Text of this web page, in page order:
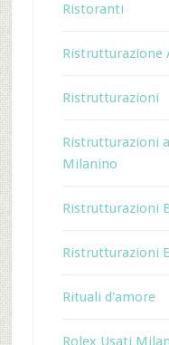
Ristoranti
Ristrutturazione
Ristrutturazioni
Ristrutturazioni
Milanino
Ristrutturazioni
Ristrutturazioni
Rituali d'amore
Rolex Usati